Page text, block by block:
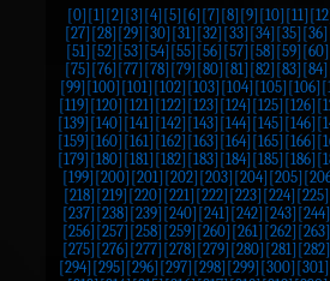
[0] [1] [2] [3] [4] [5] [6] [7] [8] [9] [10] [11]
[27] [28] [29] [30] [31] [32] [33] [34] [35] [36]
[51] [52] [53] [54] [55] [56] [57] [58] [59] [60]
[75] [76] [77] [78] [79] [80] [81] [82] [83] [84]
[99] [100] [101] [102] [103] [104] [105] [106]
[119] [120] [121] [122] [123] [124] [125] [126]
[139] [140] [141] [142] [143] [144] [145] [146]
[159] [160] [161] [162] [163] [164] [165] [166]
[179] [180] [181] [182] [183] [184] [185] [186]
[199] [200] [201] [202] [203] [204] [205]
[218] [219] [220] [221] [222] [223] [224] [225]
[237] [238] [239] [240] [241] [242] [243] [244]
[256] [257] [258] [259] [260] [261] [262] [263]
[275] [276] [277] [278] [279] [280] [281] [282]
[294] [295] [296] [297] [298] [299] [300] [301]